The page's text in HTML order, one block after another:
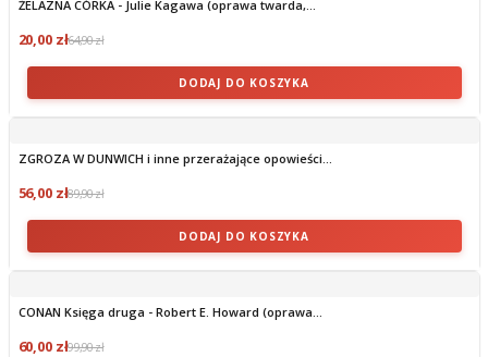
ŻELAZNA CÓRKA - Julie Kagawa (oprawa twarda,...
20,00 zł64,90 zł
DODAJ DO KOSZYKA
ZGROZA W DUNWICH i inne przerażające opowieści...
56,00 zł89,90 zł
DODAJ DO KOSZYKA
CONAN Księga druga - Robert E. Howard (oprawa...
60,00 zł99,90 zł